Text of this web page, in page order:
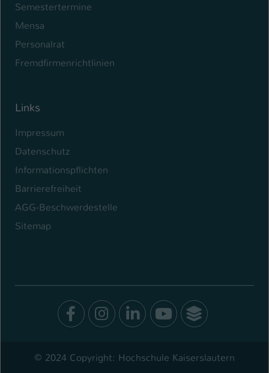
Semestertermine
Mensa
Personalrat
Fremdfirmenrichtlinien
Links
Impressum
Datenschutz
Informationspflichten
Barrierefreiheit
AGG-Beschwerdestelle
Sitemap
Facebook
Instagram
LinkedIn
Youtube
© 2024 Copyright: Hochschule Kaiserslautern